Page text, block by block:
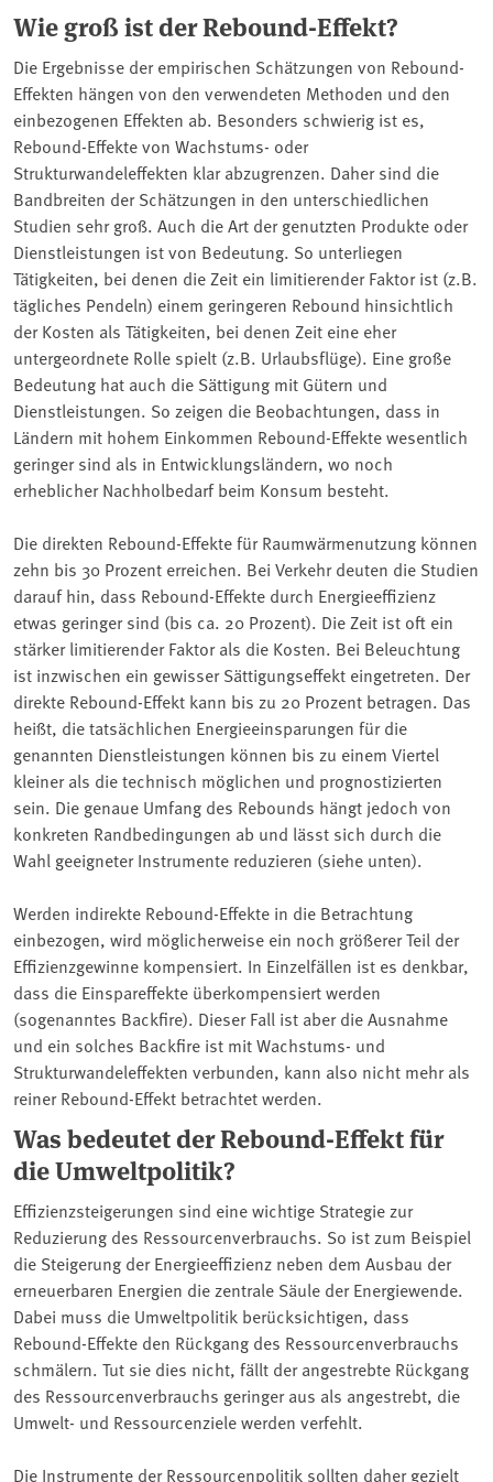
Wie groß ist der Rebound-Effekt?
Die Ergebnisse der empirischen Schätzungen von Rebound-
Effekten hängen von den verwendeten Methoden und den
einbezogenen Effekten ab. Besonders schwierig ist es,
Rebound-Effekte von Wachstums- oder
Strukturwandeleffekten klar abzugrenzen. Daher sind die
Bandbreiten der Schätzungen in den unterschiedlichen
Studien sehr groß. Auch die Art der genutzten Produkte oder
Dienstleistungen ist von Bedeutung. So unterliegen
Tätigkeiten, bei denen die Zeit ein limitierender Faktor ist (z.B.
tägliches Pendeln) einem geringeren Rebound hinsichtlich
der Kosten als Tätigkeiten, bei denen Zeit eine eher
untergeordnete Rolle spielt (z.B. Urlaubsflüge). Eine große
Bedeutung hat auch die Sättigung mit Gütern und
Dienstleistungen. So zeigen die Beobachtungen, dass in
Ländern mit hohem Einkommen Rebound-Effekte wesentlich
geringer sind als in Entwicklungsländern, wo noch
erheblicher Nachholbedarf beim Konsum besteht.
Die direkten Rebound-Effekte für Raumwärmenutzung können
zehn bis 30 Prozent erreichen. Bei Verkehr deuten die Studien
darauf hin, dass Rebound-Effekte durch Energieeffizienz
etwas geringer sind (bis ca. 20 Prozent). Die Zeit ist oft ein
stärker limitierender Faktor als die Kosten. Bei Beleuchtung
ist inzwischen ein gewisser Sättigungseffekt eingetreten. Der
direkte Rebound-Effekt kann bis zu 20 Prozent betragen. Das
heißt, die tatsächlichen Energieeinsparungen für die
genannten Dienstleistungen können bis zu einem Viertel
kleiner als die technisch möglichen und prognostizierten
sein. Die genaue Umfang des Rebounds hängt jedoch von
konkreten Randbedingungen ab und lässt sich durch die
Wahl geeigneter Instrumente reduzieren (siehe unten).
Werden indirekte Rebound-Effekte in die Betrachtung
einbezogen, wird möglicherweise ein noch größerer Teil der
Effizienzgewinne kompensiert. In Einzelfällen ist es denkbar,
dass die Einspareffekte überkompensiert werden
(sogenanntes Backfire). Dieser Fall ist aber die Ausnahme
und ein solches Backfire ist mit Wachstums- und
Strukturwandeleffekten verbunden, kann also nicht mehr als
reiner Rebound-Effekt betrachtet werden.
Was bedeutet der Rebound-Effekt für
die Umweltpolitik?
Effizienzsteigerungen sind eine wichtige Strategie zur
Reduzierung des Ressourcenverbrauchs. So ist zum Beispiel
die Steigerung der Energieeffizienz neben dem Ausbau der
erneuerbaren Energien die zentrale Säule der Energiewende.
Dabei muss die Umweltpolitik berücksichtigen, dass
Rebound-Effekte den Rückgang des Ressourcenverbrauchs
schmälern. Tut sie dies nicht, fällt der angestrebte Rückgang
des Ressourcenverbrauchs geringer aus als angestrebt, die
Umwelt- und Ressourcenziele werden verfehlt.
Die Instrumente der Ressourcenpolitik sollten daher gezielt